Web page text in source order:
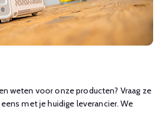
weten voor onze producten? Vraag ze
met je huidige leverancier. We